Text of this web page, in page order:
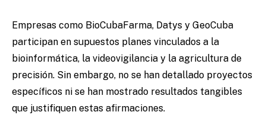
Empresas como BioCubaFarma, Datys y GeoCuba
participan en supuestos planes vinculados a la
bioinformática, la videovigilancia y la agricultura de
precisión. Sin embargo, no se han detallado proyectos
específicos ni se han mostrado resultados tangibles
que justifiquen estas afirmaciones.